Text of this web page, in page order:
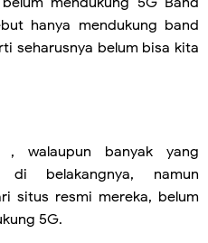
hanya mendukung band
seharusnya belum bisa kita
, walaupun banyak yang
belakangnya, namun
situs resmi mereka, belum
5G.